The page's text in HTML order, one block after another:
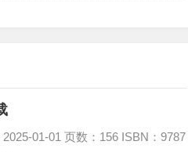
01-01 页数：156 ISBN：9787